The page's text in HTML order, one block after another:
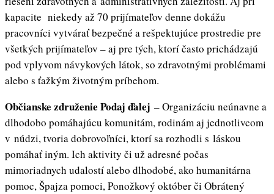
kapacite niekedy až 70 prijímateľov denne dokážu
pracovníci vytvárať bezpečné a rešpektujúce prostredie pre
všetkých prijímateľov – aj pre tých, ktorí často prichádzajú
pod vplyvom návykových látok, so zdravotnými problémami
alebo s ťažkým životným príbehom.
Občianske združenie Podaj ďalej – Organizáciu neúnavne a
dlhodobo pomáhajúcu komunitám, rodinám aj jednotlivcom
v núdzi, tvoria dobrovoľníci, ktorí sa rozhodli s láskou
pomáhať iným. Ich aktivity či už adresné počas
mimoriadnych udalostí alebo dlhodobé, ako humanitárna
pomoc, Špajza pomoci, Ponožkový október či Obrátený